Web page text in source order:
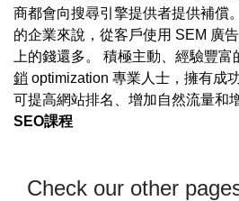
商都會向搜尋引擎提供者提供補償
的企業來說，從客戶使用 SEM 廣
上的錢還多。 積極主動、經驗豐
銷 optimization 專業人士，擁有成
可提高網站排名、增加自然流量和
SEO課程
Check our other